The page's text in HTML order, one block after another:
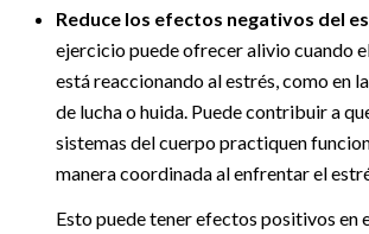
Reduce los efectos negativos del
ejercicio puede ofrecer alivio cuando
está reaccionando al estrés, como en
de lucha o huida. Puede contribuir a
sistemas del cuerpo practiquen
manera coordinada al enfrentar el
Esto puede tener efectos positivos en